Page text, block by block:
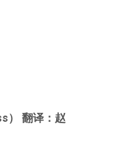
） 翻译：赵